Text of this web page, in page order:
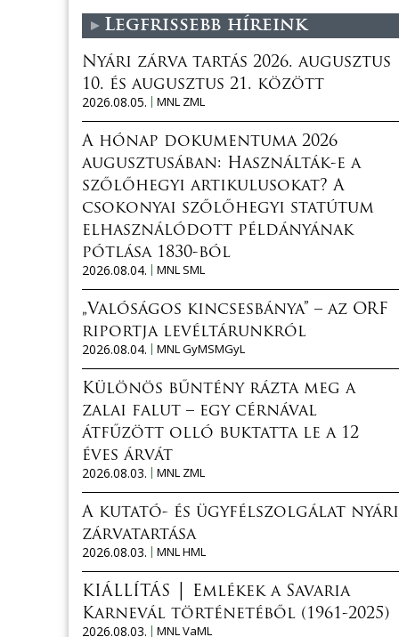
Legfrissebb híreink
Nyári zárva tartás 2026. augusztus
10. és augusztus 21. között
2026.08.05.
MNL ZML
A hónap dokumentuma 2026
augusztusában: Használták-e a
szőlőhegyi artikulusokat? A
csokonyai szőlőhegyi statútum
elhasználódott példányának
pótlása 1830-ból
2026.08.04.
MNL SML
„Valóságos kincsesbánya” – az ORF
riportja levéltárunkról
2026.08.04.
MNL GyMSMGyL
Különös bűntény rázta meg a
zalai falut – egy cérnával
átfűzött olló buktatta le a 12
éves árvát
2026.08.03.
MNL ZML
A kutató- és ügyfélszolgálat nyári
zárvatartása
2026.08.03.
MNL HML
KIÁLLÍTÁS │ Emlékek a Savaria
Karnevál történetéből (1961-2025)
2026.08.03.
MNL VaML